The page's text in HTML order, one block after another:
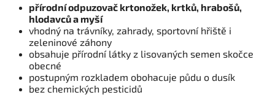
přírodní odpuzovač krtonožek, krtků, hrabošů,
hlodavců a myší
vhodný na trávníky, zahrady, sportovní hřiště i
zeleninové záhony
obsahuje přírodní látky z lisovaných semen skočce
obecné
postupným rozkladem obohacuje půdu o dusík
bez chemických pesticidů